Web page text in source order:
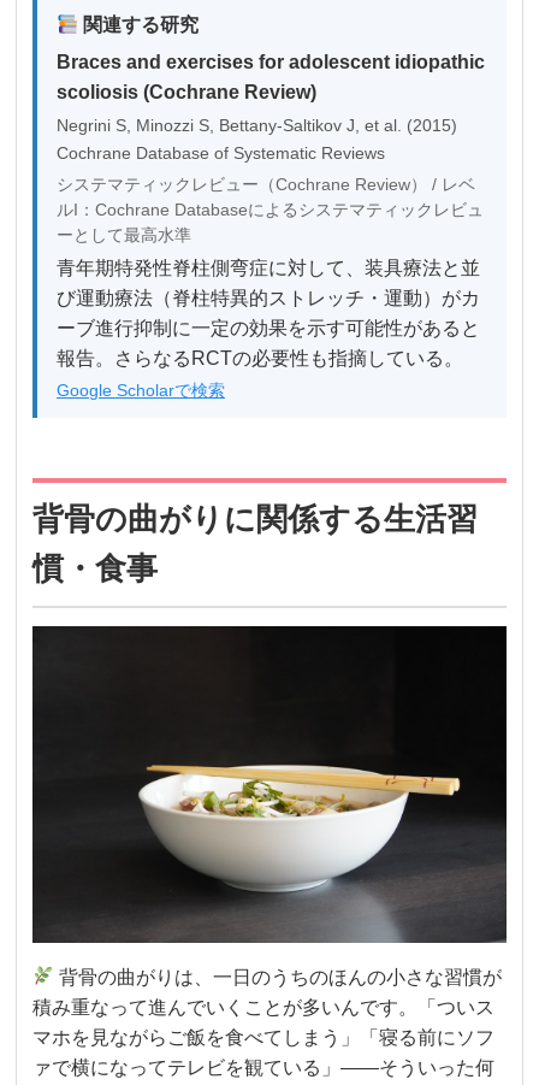
関連する研究
Braces and exercises for adolescent idiopathic
scoliosis (Cochrane Review)
Negrini S, Minozzi S, Bettany-Saltikov J, et al. (2015)
Cochrane Database of Systematic Reviews
システマティックレビュー（Cochrane Review） / レベ
ルI：Cochrane Databaseによるシステマティックレビュ
ーとして最高水準
青年期特発性脊柱側弯症に対して、装具療法と並
び運動療法（脊柱特異的ストレッチ・運動）がカ
ーブ進行抑制に一定の効果を示す可能性があると
報告。さらなるRCTの必要性も指摘している。
Google Scholarで検索
背骨の曲がりに関係する生活習
慣・食事
背骨の曲がりは、一日のうちのほんの小さな習慣が
積み重なって進んでいくことが多いんです。「ついス
マホを見ながらご飯を食べてしまう」「寝る前にソフ
ァで横になってテレビを観ている」——そういった何